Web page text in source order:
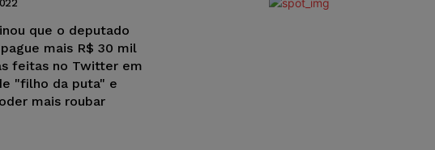
que o deputado
mais R$ 30 mil
feitas no Twitter em
"filho da puta" e
mais roubar